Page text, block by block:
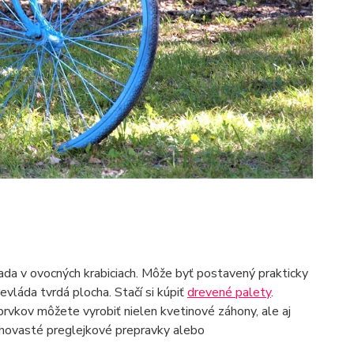
v ovocných krabiciach. Môže byť postavený prakticky
tvrdá plocha. Stačí si kúpiťdrevené palety.
môžete vyrobiť nielen kvetinové záhony, ale aj
preglejkové prepravky alebo